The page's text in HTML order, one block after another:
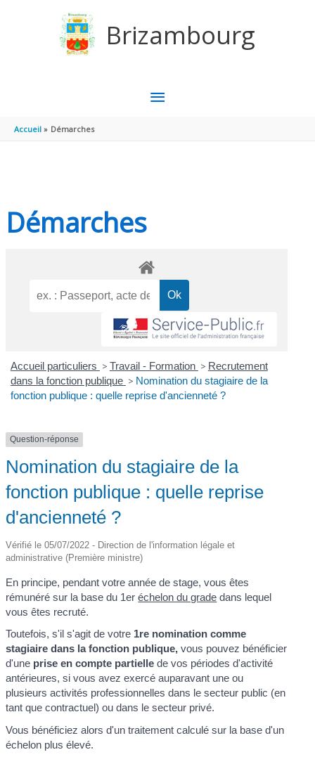
Brizambourg
MENU
Accueil Démarches
Démarches
Accueil particuliers > Travail - Formation > Recrutement
dans la fonction publique > Nomination du stagiaire de la
fonction publique : quelle reprise d'ancienneté ?
Question-réponse
Nomination du stagiaire de la
fonction publique : quelle reprise
d'ancienneté ?
Vérifié le 05/07/2022 - Direction de l'information légale et
administrative (Première ministre)
En principe, pendant votre année de stage, vous êtes
rémunéré sur la base du 1er échelon du grade dans lequel
vous êtes recruté.
Toutefois, s'il s'agit de votre 1re nomination comme
stagiaire dans la fonction publique, vous pouvez bénéficier
d'une prise en compte partielle de vos périodes d'activité
antérieures, si vous avez exercé auparavant une ou
plusieurs activités professionnelles dans le secteur public (en
tant que contractuel) ou dans le secteur privé.
Vous bénéficiez alors d'un traitement calculé sur la base d'un
échelon plus élevé.